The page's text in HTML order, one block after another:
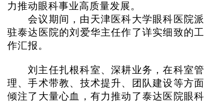
力推动眼科事业高质量发展。
会议期间，由天津医科大学眼科医院派
驻泰达医院的刘爱华主任作了详实细致的工
作汇报。
刘主任扎根科室、深耕业务，在科室管
理、手术带教、技术提升、团队建设等方面
倾注了大量心血，有力推动了泰达医院眼科